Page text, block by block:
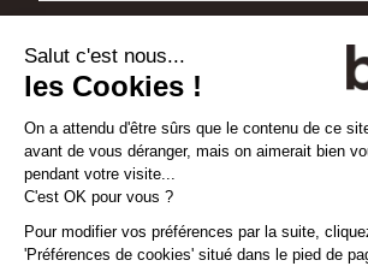
tout
moment
grâce
au
lien
de
désabonnement
à
la
fin
b<>com
votre
adresse
email
que
pour
vous
envoyer
sa
Découvrez nos nouvelles dimensions
* *
Gestion des cookies